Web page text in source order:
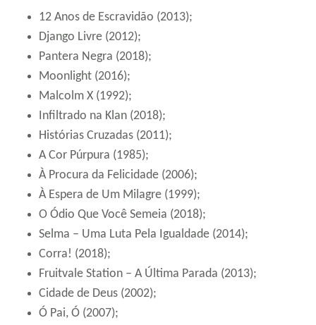
12 Anos de Escravidão (2013);
Django Livre (2012);
Pantera Negra (2018);
Moonlight (2016);
Malcolm X (1992);
Infiltrado na Klan (2018);
Histórias Cruzadas (2011);
A Cor Púrpura (1985);
À Procura da Felicidade (2006);
À Espera de Um Milagre (1999);
O Ódio Que Você Semeia (2018);
Selma – Uma Luta Pela Igualdade (2014);
Corra! (2018);
Fruitvale Station – A Última Parada (2013);
Cidade de Deus (2002);
Ó Pai, Ó (2007);